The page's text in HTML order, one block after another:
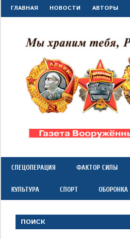
Перейти
к
ГЛАВНАЯ НОВОСТИ АВТОРЫ
"Красная
звезда"
Вооружённых
Сил
Федерации
*
1
СПЕЦОПЕРАЦИЯ ФАКТОР СИЛЫ
КУЛЬТУРА СПОРТ ОБОРОНКА
ПОИСК